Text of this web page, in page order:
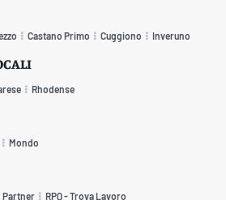
Castano Primo Cuggiono Inveruno
Rhodense
Mondo
Partner RPQ - Trova Lavoro